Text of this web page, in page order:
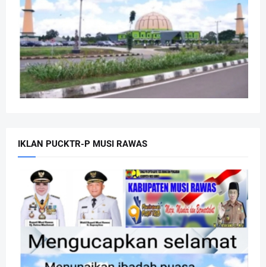
IKLAN PUCKTR-P MUSI RAWAS